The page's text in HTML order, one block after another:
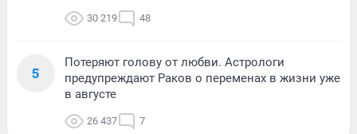
30 219 48
5
Потеряют голову от любви. Астрологи
предупреждают Раков о переменах в жизни уже
в августе
26 437 7